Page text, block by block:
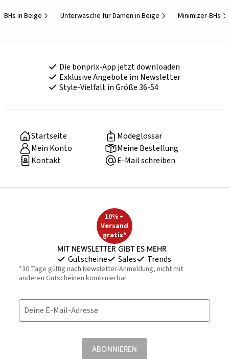
BHs in Beige Unterwäsche für Damen in Beige Minimizer-BHs
Die bonprix-App jetzt downloaden
Exklusive Angebote im Newsletter
Style-Vielfalt in Größe 36-54
Startseite
Modeglossar
Mein Konto
Meine Bestellung
Kontakt
E-Mail schreiben
10% +
Versand
gratis*
Mit Newsletter gibt es mehr
Gutscheine Sales Trends
*30 Tage gültig nach Newsletter-Anmeldung, nicht mit
anderen Gutscheinen kombinierbar
Deine E-Mail-Adresse
ABONNIEREN